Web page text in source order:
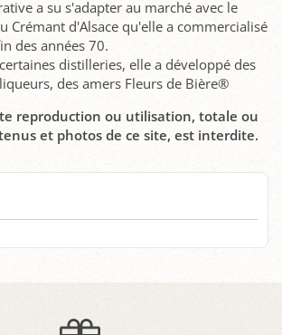
a su s'adapter au marché avec le
Crémant d'Alsace qu'elle a commercialisé
des années 70.
distilleries, elle a développé des
des amers Fleurs de Bière®
reproduction ou utilisation, totale ou
et photos de ce site, est interdite.